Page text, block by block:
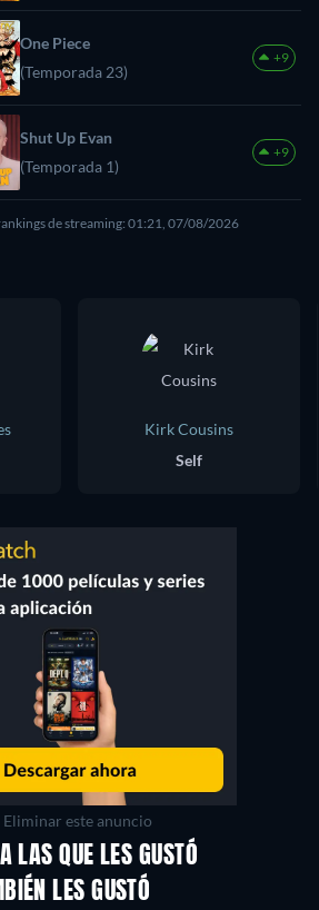
One Piece
(Temporada 23)
+9
Shut Up Evan
(Temporada 1)
+9
de streaming: 01:21, 07/08/2026
Kirk Cousins
Self
Eliminar este anuncio
LAS QUE LES GUSTÓ
LES GUSTÓ